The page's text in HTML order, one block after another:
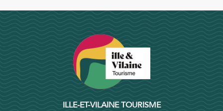
ILLE-ET-VILAINE TOURISME